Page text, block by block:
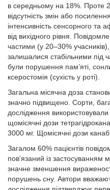
в середньому на 18%. Проте
відсутність змін або
інтенсивність сенсорного та
від вихідного рівня.
частими (у 20–30%
залишалися стабільними під
були порушення пам’яті,
ксеростомія (сухість у роті).
Загальна місячна доза
значно підвищено. Сорти,
дослідження
щомісячні дози
3000 мг. Щомісячні дози
Загалом 60% пацієнтів
пов’язаний із застосуванням
значне зменшення
порушень сну. Автори